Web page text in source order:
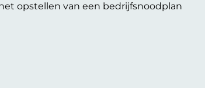
opstellen van een bedrijfsnoodplan